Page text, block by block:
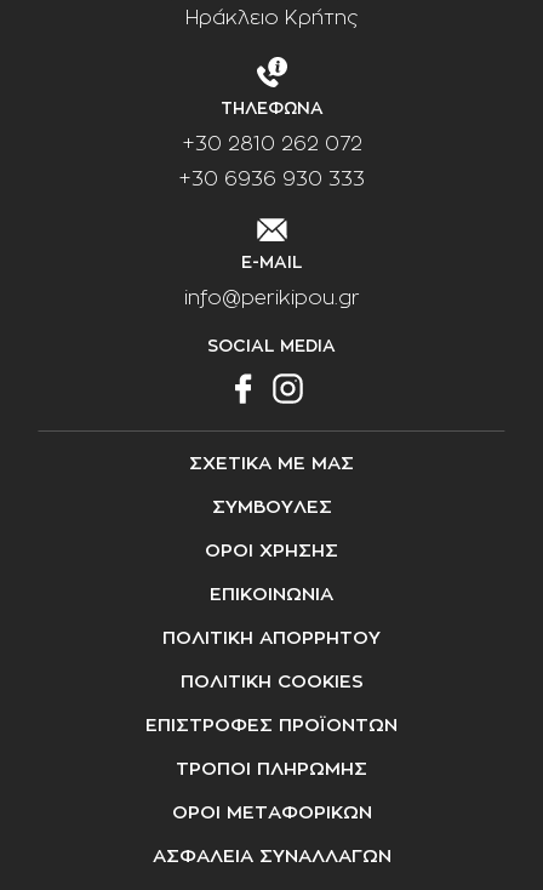
Ηράκλειο Κρήτης
ΤΗΛΕΦΩΝΑ
+30 2810 262 072
+30 6936 930 333
E-MAIL
info@perikipou.gr
SOCIAL MEDIA
ΣΧΕΤΙΚΑ ΜΕ ΜΑΣ
ΣΥΜΒΟΥΛΕΣ
ΟΡΟΙ ΧΡΗΣΗΣ
ΕΠΙΚΟΙΝΩΝΙΑ
ΠΟΛΙΤΙΚΗ ΑΠΟΡΡΗΤΟΥ
ΠΟΛΙΤΙΚΗ COOKIES
ΕΠΙΣΤΡΟΦΕΣ ΠΡΟΪΟΝΤΩΝ
ΤΡΟΠΟΙ ΠΛΗΡΩΜΗΣ
ΟΡΟΙ ΜΕΤΑΦΟΡΙΚΩΝ
ΑΣΦΑΛΕΙΑ ΣΥΝΑΛΛΑΓΩΝ